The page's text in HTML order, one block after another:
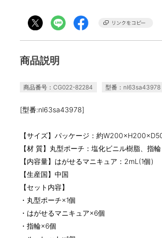
商品説明
商品番号：CG022-82284 型番：nl63sa43978
[型番:nl63sa43978]
【サイズ】パッケージ：約
【材 質】丸型ポーチ：塩化ビニル樹脂、指
【内容量】はがせるマニキュア：2mL(1個)
【生産国】中国
【セット内容】
・丸型ポーチ×1個
・はがせるマニキュア×6個
・指輪×6個